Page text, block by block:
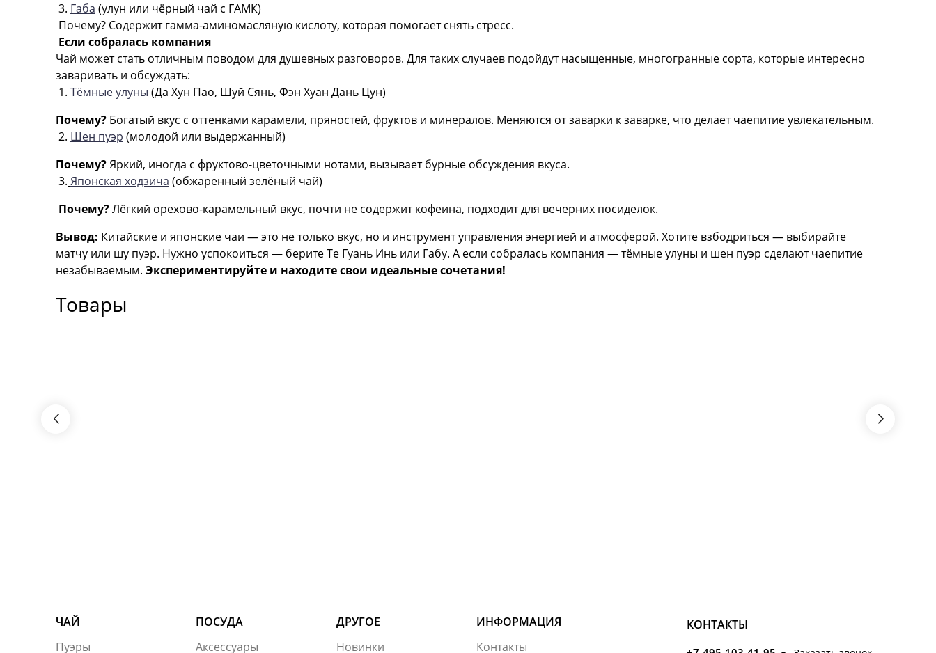
3. Габа (улун или чёрный чай с ГАМК)
Почему? Содержит гамма-аминомасляную кислоту, которая помогает снять стресс.
Если собралась компания
Чай может стать отличным поводом для душевных разговоров. Для таких случаев подойдут насыщенные, многогранные сорта, которые интересно
заваривать и обсуждать:
1. Тёмные улуны (Да Хун Пао, Шуй Сянь, Фэн Хуан Дань Цун)
Почему? Богатый вкус с оттенками карамели, пряностей, фруктов и минералов. Меняются от заварки к заварке, что делает чаепитие увлекательным.
2. Шен пуэр (молодой или выдержанный)
Почему?Яркий, иногда с фруктово-цветочными нотами, вызывает бурные обсуждения вкуса.
3. Японская ходзича (обжаренный зелёный чай)
Почему?Лёгкий орехово-карамельный вкус, почти не содержит кофеина, подходит для вечерних посиделок.
Вывод: Китайские и японские чаи — это не только вкус, но и инструмент управления энергией и атмосферой. Хотите взбодриться — выбирайте
матчу или шу пуэр. Нужно успокоиться — берите Те Гуань Инь или Габу. А если собралась компания — тёмные улуны и шен пуэр сделают чаепитие
незабываемым. Экспериментируйте и находите свои идеальные сочетания!
Товары
ЧАЙ
Пуэры
ПОСУДА
Аксессуары
ДРУГОЕ
Новинки
ИНФОРМАЦИЯ
Контакты
КОНТАКТЫ